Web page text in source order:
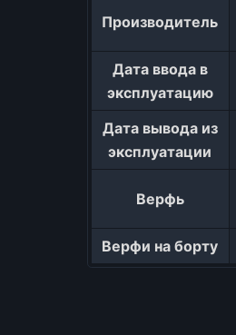
Производитель
Дата ввода в
эксплуатацию
Дата вывода из
эксплуатации
Верфь
Верфи на борту